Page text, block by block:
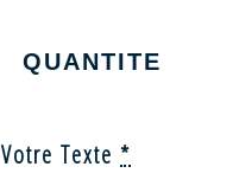
QUANTITE
Votre Texte *